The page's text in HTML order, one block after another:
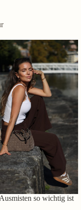
so wichtig ist